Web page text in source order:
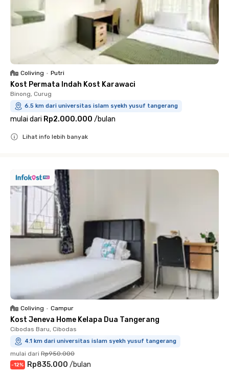
Coliving • Putri
Kost Permata Indah Kost Karawaci
Binong, Curug
6.5 km dari universitas islam syekh yusuf tangerang
mulai dari Rp2.000.000 /bulan
Lihat info lebih banyak
Coliving • Campur
Kost Jeneva Home Kelapa Dua Tangerang
Cibodas Baru, Cibodas
4.1 km dari universitas islam syekh yusuf tangerang
mulai dari Rp950.000
-12% Rp835.000 /bulan